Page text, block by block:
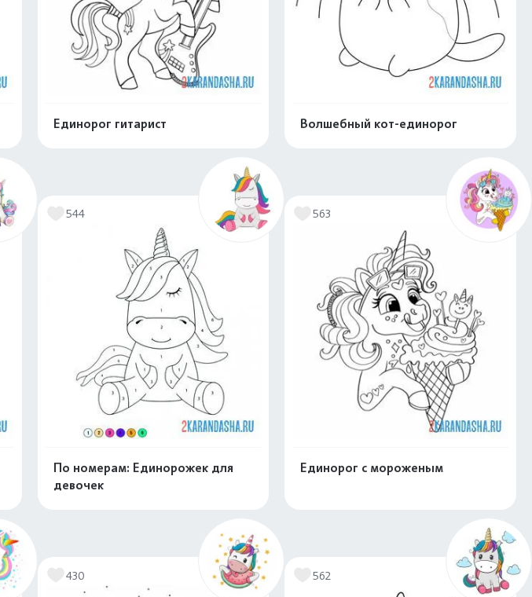
Единорог гитарист Волшебный кот-единорог
544
По номерам: Единорожек для
девочек
563
Единорог с мороженым
430 562